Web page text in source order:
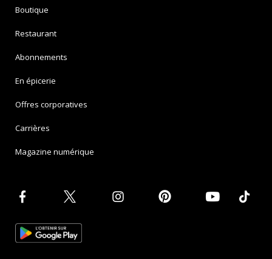
Boutique
Restaurant
Abonnements
En épicerie
Offres corporatives
Carrières
Magazine numérique